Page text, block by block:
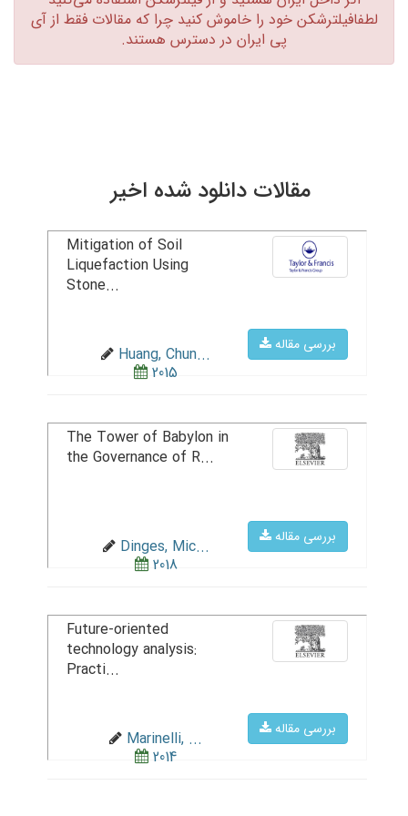
لطفافیلترشکن خود را خاموش کنید چرا که مقالات فقط از آی
پی ایران در دسترس هستند.‏
مقالات دانلود شده اخیر
بررسی مقاله
Mitigation of Soil
Liquefaction Using
Stone...
Huang, Chun...
2015
بررسی مقاله
The Tower of Babylon in
the Governance of R...
Dinges, Mic...
2018
بررسی مقاله
Future-oriented
technology analysis:
Practi...
Marinelli, ...
2014